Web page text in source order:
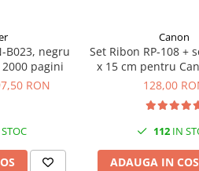
B023, negru
pagini
RON
Canon
Set Ribon RP-108 +
x 15 cm pentru
CP820, CP910,
128,00
112 IN
ADAUGA IN COS